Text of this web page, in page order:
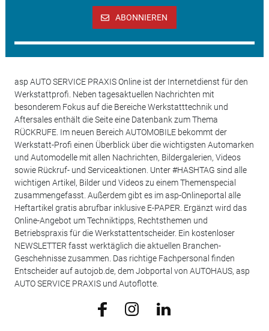
ABONNIEREN
asp AUTO SERVICE PRAXIS Online ist der Internetdienst für den
Werkstattprofi. Neben tagesaktuellen Nachrichten mit
besonderem Fokus auf die Bereiche Werkstatttechnik und
Aftersales enthält die Seite eine Datenbank zum Thema
RÜCKRUFE. Im neuen Bereich AUTOMOBILE bekommt der
Werkstatt-Profi einen Überblick über die wichtigsten Automarken
und Automodelle mit allen Nachrichten, Bildergalerien, Videos
sowie Rückruf- und Serviceaktionen. Unter #HASHTAG sind alle
wichtigen Artikel, Bilder und Videos zu einem Themenspecial
zusammengefasst. Außerdem gibt es im asp-Onlineportal alle
Heftartikel gratis abrufbar inklusive E-PAPER. Ergänzt wird das
Online-Angebot um Techniktipps, Rechtsthemen und
Betriebspraxis für die Werkstattentscheider. Ein kostenloser
NEWSLETTER fasst werktäglich die aktuellen Branchen-
Geschehnisse zusammen. Das richtige Fachpersonal finden
Entscheider auf autojob.de, dem Jobportal von AUTOHAUS, asp
AUTO SERVICE PRAXIS und Autoflotte.